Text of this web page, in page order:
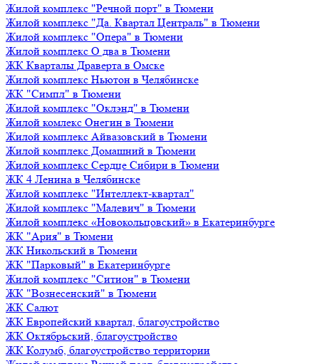
Жилой комплекс "Речной порт" в Тюмени
Жилой комплекс "Да. Квартал Централь" в Тюмени
Жилой комплекс "Опера" в Тюмени
Жилой комплекс О два в Тюмени
ЖК Кварталы Драверта в Омске
Жилой комплекс Ньютон в Челябинске
ЖК "Симпл" в Тюмени
Жилой комплекс "Оклэнд" в Тюмени
Жилой комлекс Онегин в Тюмени
Жилой комплекс Айвазовский в Тюмени
Жилой комплекс Домашний в Тюмени
Жилой комплекс Сердце Сибири в Тюмени
ЖК 4 Ленина в Челябинске
Жилой комплекс "Интеллект-квартал"
Жилой комплекс "Малевич" в Тюмени
Жилой комплекс «Новокольцовский» в Екатеринбурге
ЖК "Ария" в Тюмени
ЖК Никольский в Тюмени
ЖК "Парковый" в Екатеринбурге
Жилой комплекс "Ситион" в Тюмени
ЖК "Вознесенский" в Тюмени
ЖК Салют
ЖК Европейский квартал, благоустройство
ЖК Октябрьский, благоустройство
ЖК Колумб, благоустройство территории